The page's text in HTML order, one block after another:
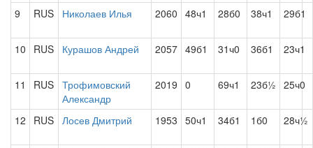
9 RUS Николаев Илья 2060 48ч1 28б0 38ч1 29б1
10 RUS Курашов Андрей 2057 49б1 31ч0 36б1 23ч1
11 RUS Трофимовский
Александр
2019 0 69ч1 23б½ 25ч0
12 RUS Лосев Дмитрий 1953 50ч1 34б1 1б0 28ч½